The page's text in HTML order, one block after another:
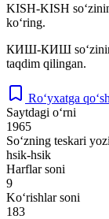
KISH-KISH
ko‘ring.
КИШ-КИШ
taqdim qilingan.
Ro‘yxatga
Saytdagi o‘rni
1965
So‘zning teskari
hsik-hsik
Harflar soni
9
Ko‘rishlar soni
183